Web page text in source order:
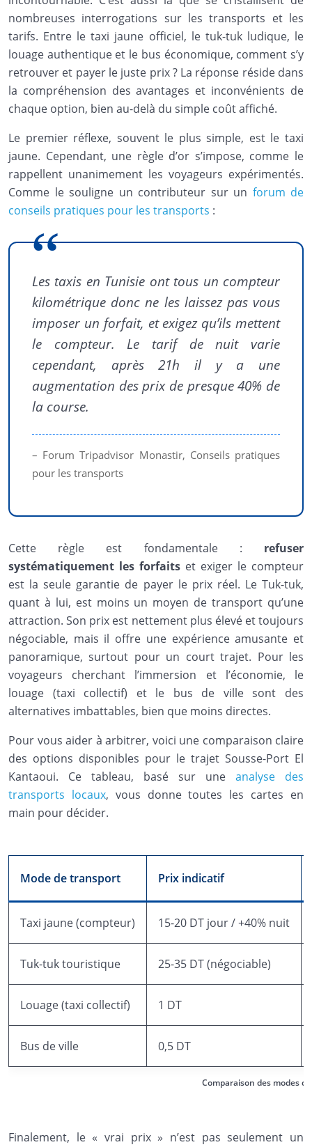
nombreuses interrogations sur les transports et les
tarifs. Entre le taxi jaune officiel, le tuk-tuk ludique, le
louage authentique et le bus économique, comment s’y
retrouver et payer le juste prix ? La réponse réside dans
la compréhension des avantages et inconvénients de
chaque option, bien au-delà du simple coût affiché.
Le premier réflexe, souvent le plus simple, est le taxi
jaune. Cependant, une règle d’or s’impose, comme le
rappellent unanimement les voyageurs expérimentés.
Comme le souligne un contributeur sur un forum de
conseils pratiques pour les transports :
Les taxis en Tunisie ont tous un compteur
kilométrique donc ne les laissez pas vous
imposer un forfait, et exigez qu’ils mettent
le compteur. Le tarif de nuit varie
cependant, après 21h il y a une
augmentation des prix de presque 40% de
la course.
– Forum Tripadvisor Monastir, Conseils pratiques
pour les transports
Cette règle est fondamentale : refuser
systématiquement les forfaits et exiger le compteur
est la seule garantie de payer le prix réel. Le Tuk-tuk,
quant à lui, est moins un moyen de transport qu’une
attraction. Son prix est nettement plus élevé et toujours
négociable, mais il offre une expérience amusante et
panoramique, surtout pour un court trajet. Pour les
voyageurs cherchant l’immersion et l’économie, le
louage (taxi collectif) et le bus de ville sont des
alternatives imbattables, bien que moins directes.
Pour vous aider à arbitrer, voici une comparaison claire
des options disponibles pour le trajet Sousse-Port El
Kantaoui. Ce tableau, basé sur une analyse des
transports locaux, vous donne toutes les cartes en
main pour décider.
Comparaison des modes
Mode de transport Prix indicatif
Taxi jaune (compteur) 15-20 DT jour / +40% nuit
Tuk-tuk touristique 25-35 DT (négociable)
Louage (taxi collectif) 1 DT
Bus de ville 0,5 DT
Finalement, le « vrai prix » n’est pas seulement un